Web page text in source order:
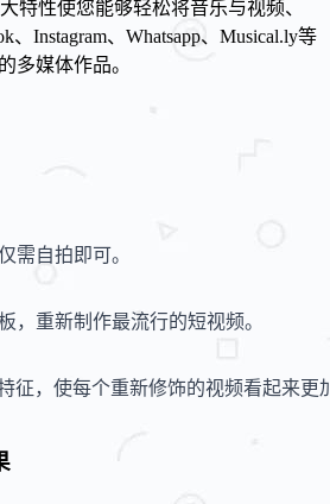
特性使您能够轻松将音乐与视频、
、Instagram、Whatsapp、Musical.ly等
多媒体作品。
需自拍即可。
，重新制作最流行的短视频。
征，使每个重新修饰的视频看起来更